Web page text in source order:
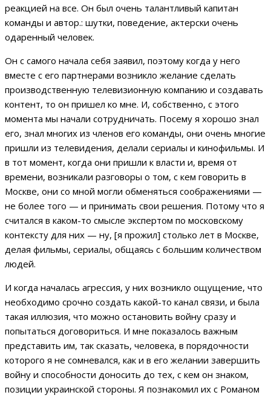
реакцией на все. Он был очень талантливый капитан
команды и автор.: шутки, поведение, актерски очень
одаренный человек.
Он с самого начала себя заявил, поэтому когда у него
вместе с его партнерами возникло желание сделать
производственную телевизионную компанию и создавать
контент, то он пришел ко мне. И, собственно, с этого
момента мы начали сотрудничать. Посему я хорошо знал
его, знал многих из членов его команды, они очень многие
пришли из телевидения, делали сериалы и кинофильмы. И
в тот момент, когда они пришли к власти и, время от
времени, возникали разговоры о том, с кем говорить в
Москве, они со мной могли обменяться соображениями —
не более того — и принимать свои решения. Потому что я
считался в каком-то смысле экспертом по московскому
контексту для них — ну, [я прожил] столько лет в Москве,
делая фильмы, сериалы, общаясь с большим количеством
людей.
И когда началась агрессия, у них возникло ощущение, что
необходимо срочно создать какой-то канал связи, и была
такая иллюзия, что можно остановить войну сразу и
попытаться договориться. И мне показалось важным
представить им, так сказать, человека, в порядочности
которого я не сомневался, как и в его желании завершить
войну и способности доносить до тех, с кем он знаком,
позиции украинской стороны. Я познакомил их с Романом